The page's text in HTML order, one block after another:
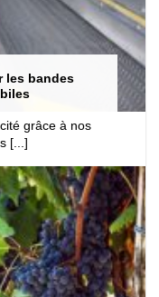
les bandes
grâce à nos
[...]